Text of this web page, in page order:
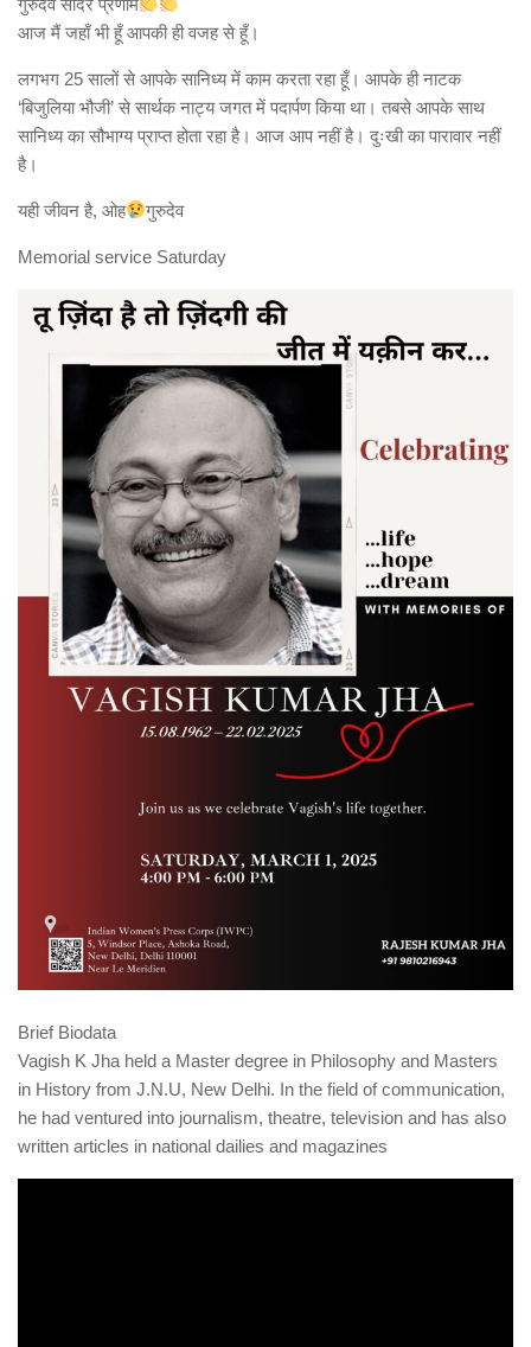
आज मैं जहाँ भी हूँ आपकी ही वजह से हूँ।
लगभग 25 सालों से आपके सानिध्य में काम करता रहा हूँ। आपके ही नाटक
‘बिजुलिया भौजी’ से सार्थक नाट्य जगत में पदार्पण किया था। तबसे आपके साथ
सानिध्य का सौभाग्य प्राप्त होता रहा है। आज आप नहीं है। दुःखी का पारावार नहीं
है।
यही जीवन है, ओह गुरुदेव
Memorial service Saturday
Brief Biodata
Vagish K Jha held a Master degree in Philosophy and Masters
in History from J.N.U, New Delhi. In the field of communication,
he had ventured into journalism, theatre, television and has also
written articles in national dailies and magazines